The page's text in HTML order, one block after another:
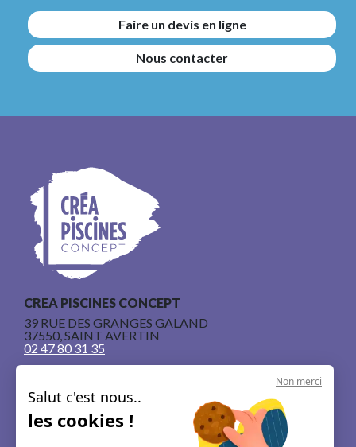
Faire un devis en ligne
Nous contacter
CREA PISCINES CONCEPT
39 RUE DES GRANGES GALAND
37550, SAINT AVERTIN
02 47 80 31 35
Non merci
Salut c'est nous..
les cookies !